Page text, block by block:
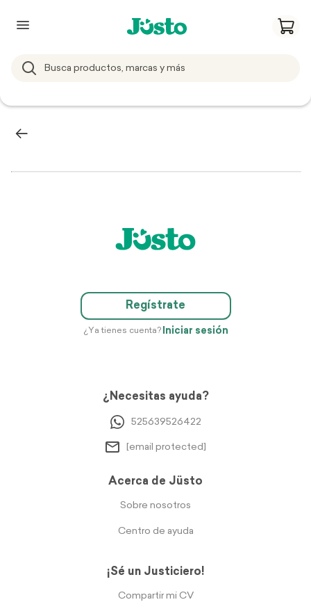
Regístrate
¿Ya tienes cuenta? Iniciar sesión
¿Necesitas ayuda?
525639526422
[email protected]
Acerca de Jüsto
Sobre nosotros
Centro de ayuda
¡Sé un Justiciero!
Compartir mi CV